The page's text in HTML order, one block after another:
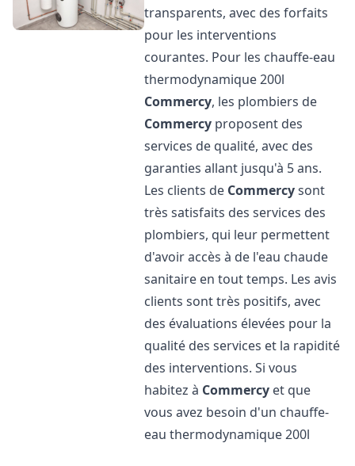
transparents, avec des forfaits
pour les interventions
courantes. Pour les chauffe-eau
thermodynamique 200l
Commercy, les plombiers de
Commercy proposent des
services de qualité, avec des
garanties allant jusqu'à 5 ans.
Les clients de Commercysont
très satisfaits des services des
plombiers, qui leur permettent
d'avoir accès à de l'eau chaude
sanitaire en tout temps. Les avis
clients sont très positifs, avec
des évaluations élevées pour la
qualité des services et la rapidité
des interventions. Si vous
habitez à Commercy et que
vous avez besoin d'un chauffe-
eau thermodynamique 200l